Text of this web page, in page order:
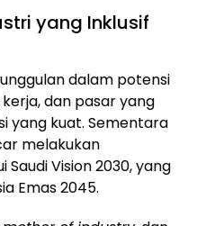
yang Inklusif
dalam potensi
dan pasar yang
yang kuat. Sementara
melakukan
Vision 2030, yang
Emas 2045.